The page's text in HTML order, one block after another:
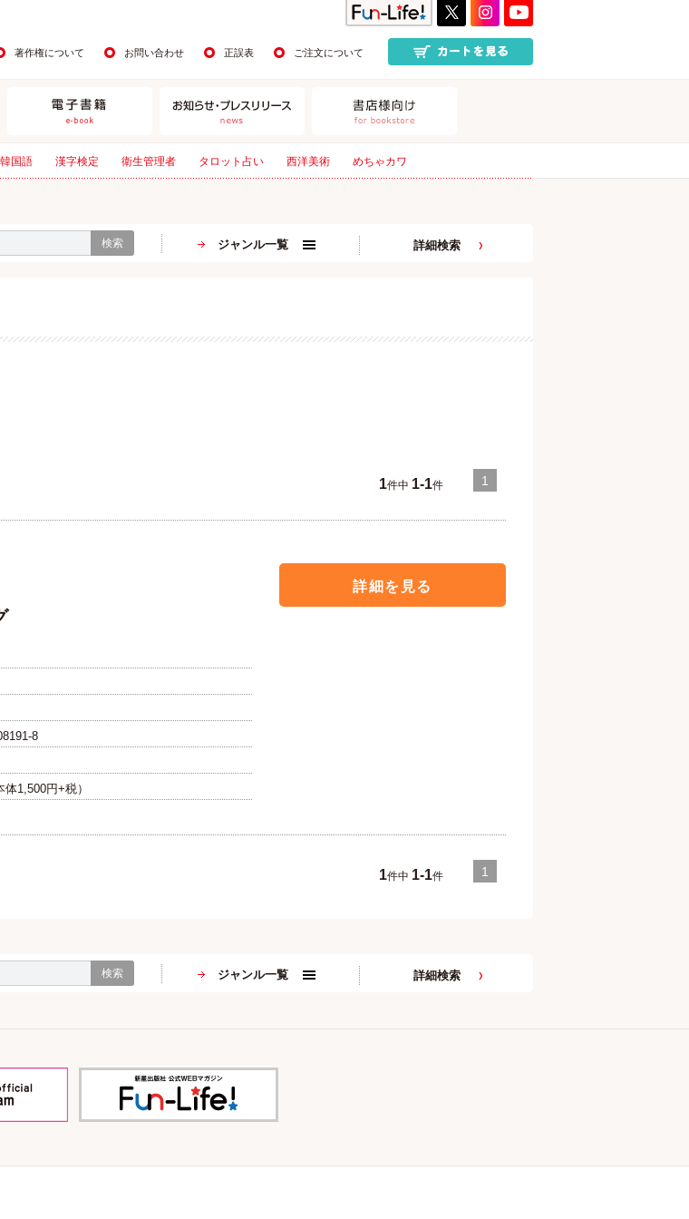
著作権について お問い合わせ 正誤表 ご注文について
韓国語 漢字検定 衛生管理者 タロット占い 西洋美術 めちゃカワ
検索 ジャンル一覧 詳細検索
1件中 1-1件 1
8
1,500円+税）
詳細を見る
1件中 1-1件 1
検索 ジャンル一覧 詳細検索